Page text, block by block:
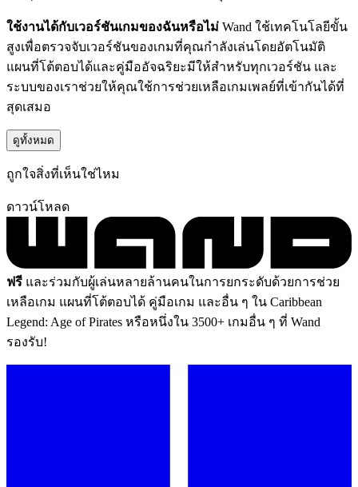
ใช้งานได้กับเวอร์ชันเกมของฉันหรือไม่ Wand ใช้เทคโนโลยีขั้น
สูงเพื่อตรวจจับเวอร์ชันของเกมที่คุณกำลังเล่นโดยอัตโนมัติ
แผนที่โต้ตอบได้และคู่มืออัจฉริยะมีให้สำหรับทุกเวอร์ชัน และ
ระบบของเราช่วยให้คุณใช้การช่วยเหลือเกมเพลย์ที่เข้ากันได้ที่
สุดเสมอ
ดูทั้งหมด
ถูกใจสิ่งที่เห็นใช่ไหม
ดาวน์โหลด
ฟรี และร่วมกับผู้เล่นหลายล้านคนในการยกระดับด้วยการช่วย
เหลือเกม แผนที่โต้ตอบได้ คู่มือเกม และอื่น ๆ ใน Caribbean
Legend: Age of Pirates หรือหนึ่งใน 3500+ เกมอื่น ๆ ที่ Wand
รองรับ!